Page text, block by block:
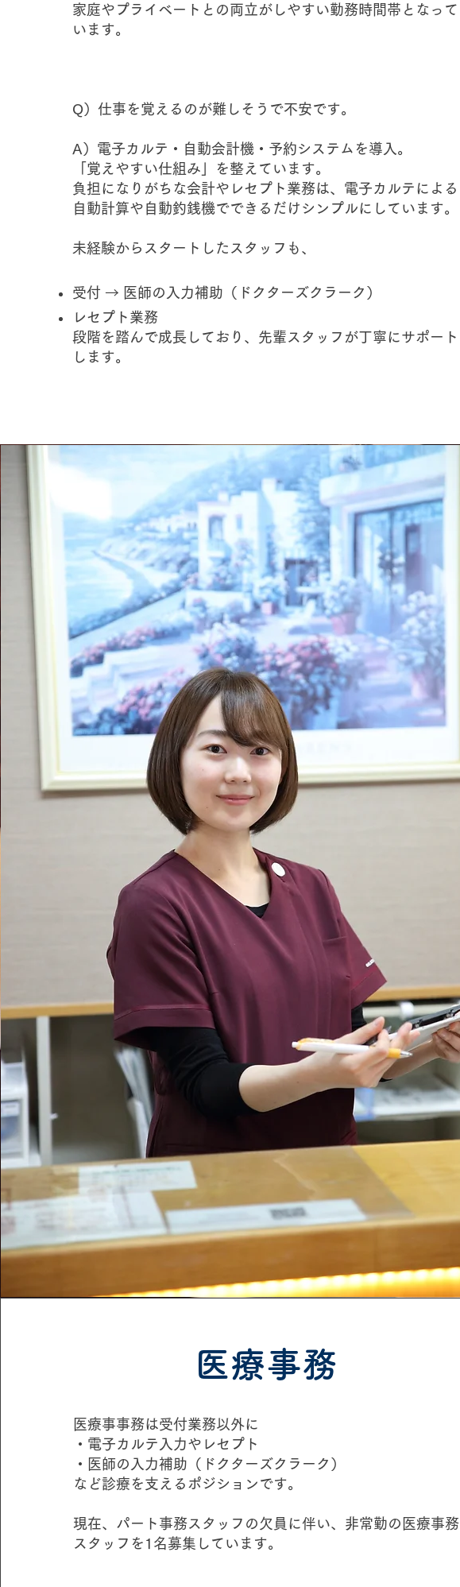
家庭やプライベートとの両立がしやすい勤務時間帯となって
います。
Q）仕事を覚えるのが難しそうで不安です。
A）電子カルテ・自動会計機・予約システムを導入。
「覚えやすい仕組み」を整えています。
負担になりがちな会計やレセプト業務は、電子カルテによる
自動計算や自動釣銭機でできるだけシンプルにしています。
未経験からスタートしたスタッフも、
受付 → 医師の入力補助（ドクターズクラーク）
レセプト業務
段階を踏んで成長しており、先輩スタッフが丁寧にサポート
します。
​医療事務
​​医療事事務は受付業務以外に
・電子カルテ入力やレセプト
・医師の入力補助（ドクターズクラーク）
など診療を支えるポジションです。
現在、パート事務スタッフの欠員に伴い、非常勤の医療事務
スタッフを1名募集しています。